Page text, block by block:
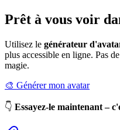
Prêt à vous voir
Utilisez le générateur
plus accessible en ligne. Pas
magie.
🎨 Générer mon avatar
👇 Essayez-le maintenant –